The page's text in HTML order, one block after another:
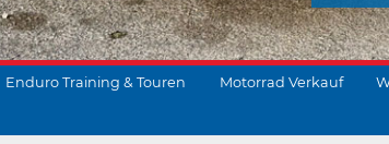
Enduro Training & Touren Motorrad Verkauf